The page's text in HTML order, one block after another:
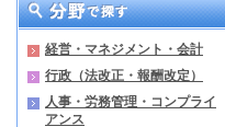
経営・マネジメント・会計
行政（法改正・報酬改定）
人事・労務管理・コンプライ
アンス